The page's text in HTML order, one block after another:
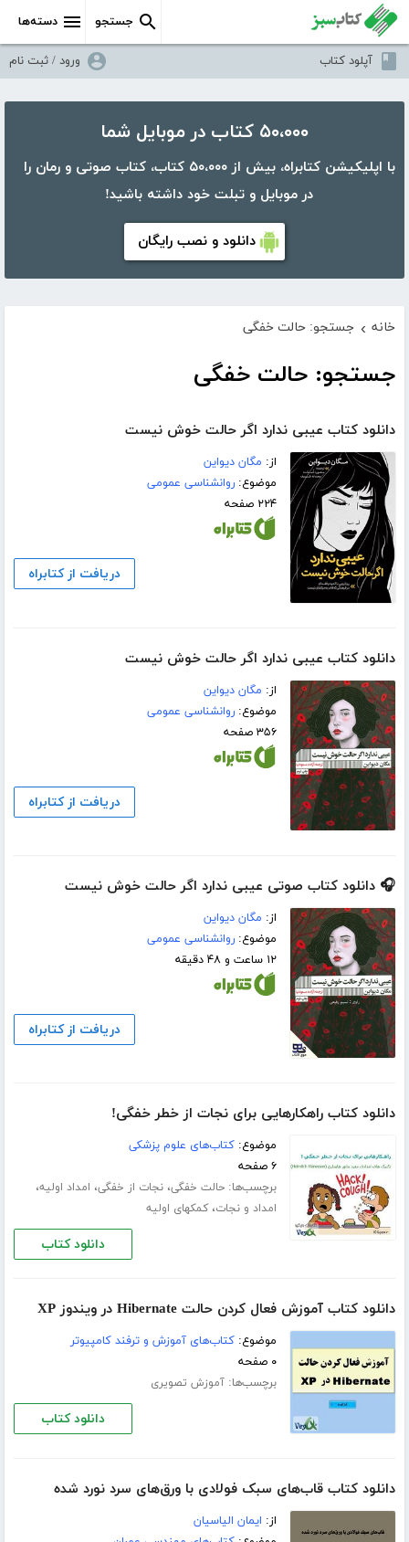
دسته‌ها جستجو
آپلود کتاب ورود / ثبت نام
۵۰،۰۰۰ کتاب در موبایل شما
با اپلیکیشن کتابراه، بیش از ۵۰،۰۰۰ کتاب، کتاب صوتی و رمان را
در موبایل و تبلت خود داشته باشید!
دانلود و نصب رایگان
خانه › جستجو: حالت خفگی
جستجو: حالت خفگی
دانلود کتاب عیبی ندارد اگر حالت خوش نیست
از: مگان دیواین
موضوع:روانشناسی عمومی
۲۲۴ صفحه
دریافت از کتابراه
دانلود کتاب عیبی ندارد اگر حالت خوش نیست
از: مگان دیواین
موضوع:روانشناسی عمومی
۳۵۶ صفحه
دریافت از کتابراه
🎧 دانلود کتاب صوتی عیبی ندارد اگر حالت خوش نیست
از: مگان دیواین
موضوع:روانشناسی عمومی
۱۲ ساعت و ۴۸ دقیقه
دریافت از کتابراه
دانلود کتاب راهکارهایی برای نجات از خطر خفگی!
موضوع:کتاب‌های علوم پزشکی
۶ صفحه
برچسب‌ها:حالت خفگی،نجات از خفگی، امداد اولیه،
امداد و نجات،کمکهای اولیه
دانلود کتاب
دانلود کتاب آموزش فعال کردن حالت Hibernate در ویندوز XP
موضوع:کتاب‌های آموزش و ترفند کامپیوتر
۰ صفحه
برچسب‌ها:آموزش تصویری
دانلود کتاب
دانلود کتاب قاب‌های سبک فولادی با ورق‌های سرد نورد شده
از: ایمان الیاسیان